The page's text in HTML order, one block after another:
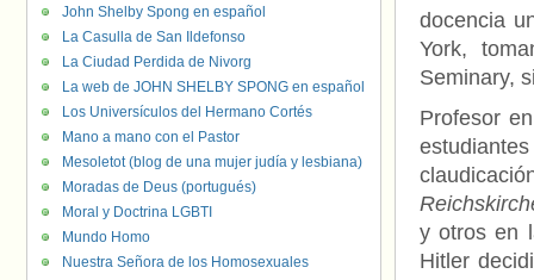
docencia
York,
Seminary,
Profesor
y otros en
Hitler
John Shelby Spong en español
La Casulla de San Ildefonso
La Ciudad Perdida de Nivorg
La web de JOHN SHELBY SPONG en español
Los Universículos del Hermano Cortés
Mano a mano con el Pastor
Mesoletot (blog de una mujer judía y lesbiana)
Moradas de Deus (portugués)
Moral y Doctrina LGBTI
Mundo Homo
Nuestra Señora de los Homosexuales